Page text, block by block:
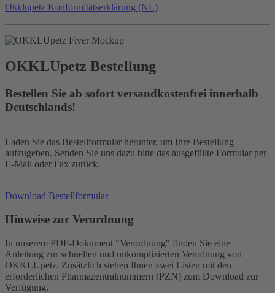
Okklupetz Konformitätserklärung (NL)
OKKLUpetz Bestellung
Bestellen Sie ab sofort versandkostenfrei innerhalb
Deutschlands!
Laden Sie das Bestellformular herunter, um Ihre Bestellung
aufzugeben. Senden Sie uns dazu bitte das ausgefüllte Formular per
E-Mail oder Fax zurück.
Download Bestellformular
Hinweise zur Verordnung
In unserem PDF-Dokument "Verordnung" finden Sie eine
Anleitung zur schnellen und unkomplizierten Verodnung von
OKKLUpetz. Zusätzlich stehen Ihnen zwei Listen mit den
erforderlichen Pharmazentralnummern (PZN) zum Download zur
Verfügung.